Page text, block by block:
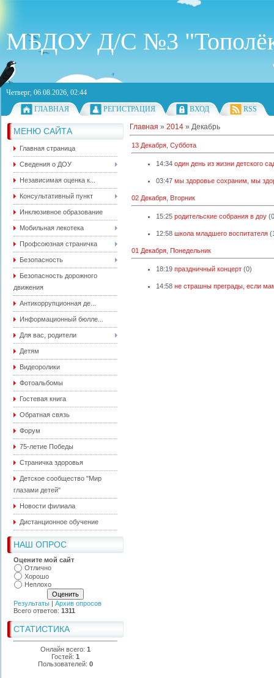
МБДОУ Д/С №3
Четверг, 06.08.2026, 02:44
ГЛАВНАЯ
РЕГИСТРАЦИЯ ВХОД RSS
МЕНЮ САЙТА
Главная страница
Сведения о ДОУ
Независимая оценка к...
Консультативный пункт
Инклюзивное образование
Мобильная лекотека
Профсоюзная страничка
Безопасность
Безопасность дорожного
движения
Антикоррупционная де...
Информационный бюлле...
Для вас, родители
Детям
Видеоролики
Фотоальбомы
Гостевая книга
Обратная связь
Форум
75-летие Победы
Страничка здоровья
Детское сообщество "Мир
глазами детей"
Новости филиала
Дистанционное обучение
НАШ ОПРОС
Оцените мой сайт
Отлично
Хорошо
Неплохо
Результаты | Архив опросов
Всего ответов: 1311
СТАТИСТИКА
Онлайн всего: 1
Гостей: 1
Пользователей: 0
Главная » 2014 » Декабрь
13 Декабря, Суббота
14:34 один день из жизни детского
03:47 мы здоровье сохраним, мы
02 Декабря, Вторник
15:25 родительские собрания в доу
12:58 школа младшего воспитателя
01 Декабря, Понедельник
18:19 праздничный концерт (0)
14:58 не страшны преграды, если